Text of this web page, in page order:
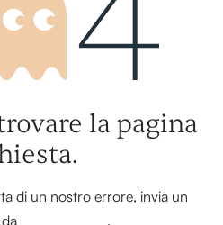
la pagina
di un nostro errore, invia un
.